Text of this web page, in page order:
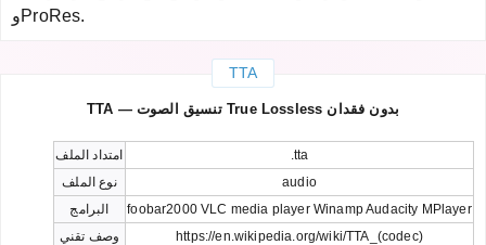
وProRes.
TTA
TTA — تنسيق الصوت True Lossless بدون فقدان
امتداد الملف
.tta
نوع الملف
audio
البرامج
foobar2000 VLC media player Winamp Audacity MPlayer
وصف تقني
https://en.wikipedia.org/wiki/TTA_(codec)